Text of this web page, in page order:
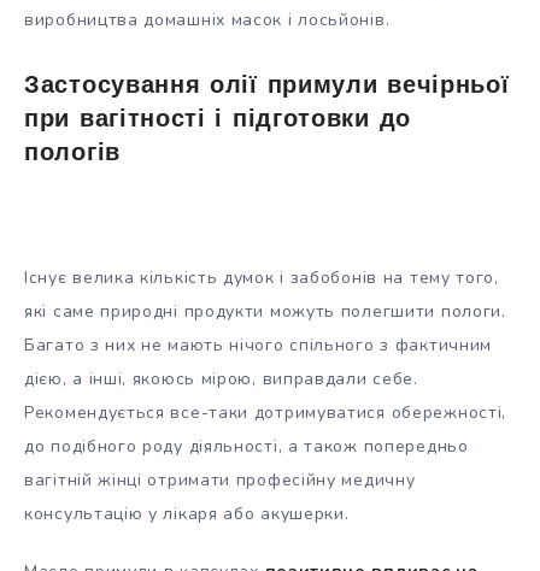
виробництва домашніх масок і лосьйонів.
Застосування олії примули вечірньої
при вагітності і підготовки до
пологів
Існує велика кількість думок і забобонів на тему того,
які саме природні продукти можуть полегшити пологи.
Багато з них не мають нічого спільного з фактичним
дією, а інші, якоюсь мірою, виправдали себе.
Рекомендується все-таки дотримуватися обережності,
до подібного роду діяльності, а також попередньо
вагітній жінці отримати професійну медичну
консультацію у лікаря або акушерки.